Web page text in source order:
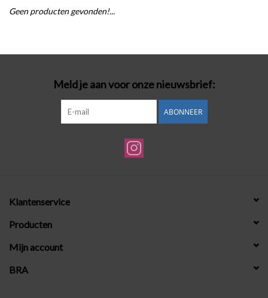
Badmode
Lingerie-accessoires
Cadeaubonnen
Geen producten gevonden!...
Meld je aan voor onze nieuwsbrief:
ABONNEER
Klantenservice
Producten
Mijn account
BRA